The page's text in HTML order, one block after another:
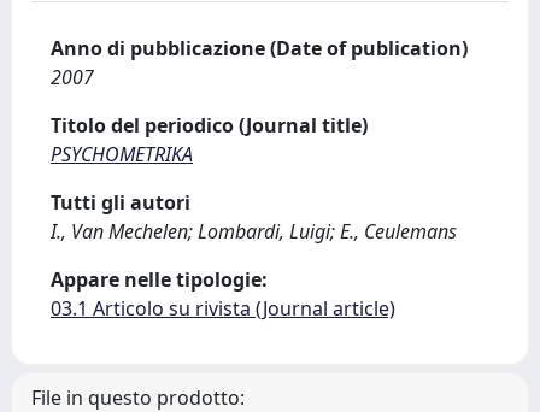
Anno di pubblicazione (Date of publication)
2007
Titolo del periodico (Journal title)
PSYCHOMETRIKA
Tutti gli autori
I., Van Mechelen; Lombardi, Luigi; E., Ceulemans
Appare nelle tipologie:
03.1 Articolo su rivista (Journal article)
File in questo prodotto: